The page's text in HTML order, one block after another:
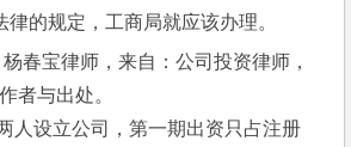
的规定，工商局就应该办理。
春宝律师，来自：公司投资律师，
者与出处。
人设立公司，第一期出资只占注册